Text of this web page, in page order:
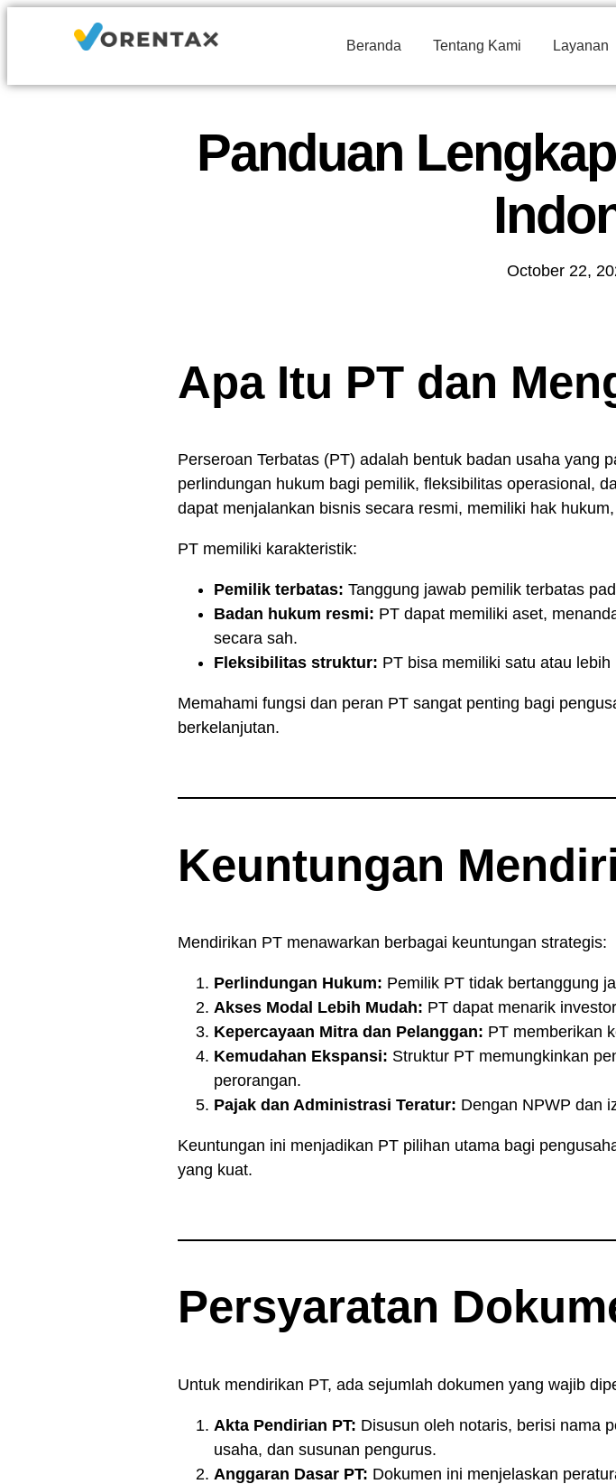
Beranda Tentang Kami Layanan
Panduan
October 22,
Apa Itu PT dan
Perseroan Terbatas (PT) adalah bentuk badan usaha yang
perlindungan hukum bagi pemilik, fleksibilitas operasional,
dapat menjalankan bisnis secara resmi, memiliki hak
PT memiliki karakteristik:
Pemilik terbatas: Tanggung jawab pemilik terbatas
Badan hukum resmi: PT dapat memiliki aset,
secara sah.
Fleksibilitas struktur: PT bisa memiliki satu atau
Memahami fungsi dan peran PT sangat penting bagi
berkelanjutan.
Keuntungan
Mendirikan PT menawarkan berbagai keuntungan strategis:
Perlindungan Hukum: Pemilik PT tidak bertanggung
Akses Modal Lebih Mudah: PT dapat menarik
Kepercayaan Mitra dan Pelanggan: PT memberikan
Kemudahan Ekspansi: Struktur PT memungkinkan
perorangan.
Pajak dan Administrasi Teratur: Dengan NPWP dan
Keuntungan ini menjadikan PT pilihan utama bagi
yang kuat.
Persyaratan
Untuk mendirikan PT, ada sejumlah dokumen yang wajib
Akta Pendirian PT: Disusun oleh notaris, berisi nama
usaha, dan susunan pengurus.
Anggaran Dasar PT: Dokumen ini menjelaskan